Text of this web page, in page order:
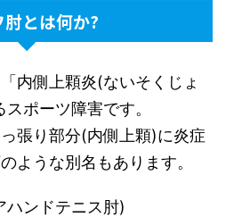
肘とは何か?
内側上顆炎(ないそくじょ
ポーツ障害です。
張り部分(内側上顆)に炎症
ような別名もあります。
ハンドテニス肘)